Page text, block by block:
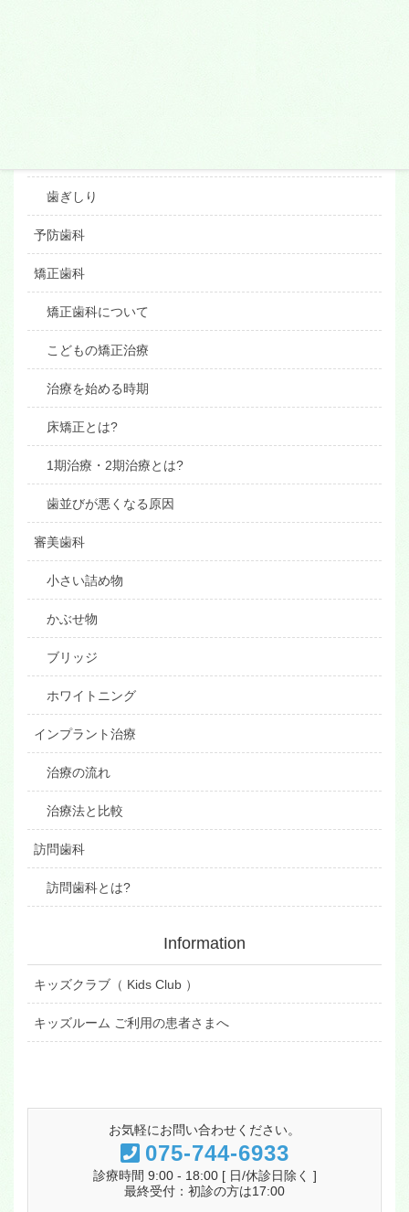
歯ぎしり
予防歯科
矯正歯科
矯正歯科について
こどもの矯正治療
治療を始める時期
床矯正とは?
1期治療・2期治療とは?
歯並びが悪くなる原因
審美歯科
小さい詰め物
かぶせ物
ブリッジ
ホワイトニング
インプラント治療
治療の流れ
治療法と比較
訪問歯科
訪問歯科とは?
Information
キッズクラブ（ Kids Club ）
キッズルーム ご利用の患者さまへ
お気軽にお問い合わせください。
075-744-6933
診療時間 9:00 - 18:00 [ 日/休診日除く ]
最終受付：初診の方は17:00